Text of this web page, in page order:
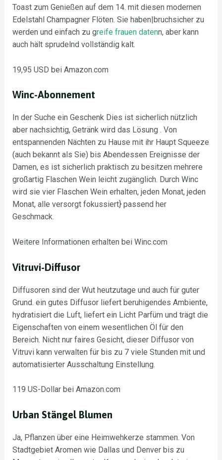
Toast zum Genießen auf dem 14. mit diesen modernen
Edelstahl Champagner Flöten. Sie haben|bruchsicher zu
werden und einfach zu greife frauen datenn, aber kann
auch hält sprudelnd vollständig kalt.
19,95 USD bei Amazon.com
Winc-Abonnement
In der Suche ein Geschenk Dies ist sicherlich nützlich
aber nachsichtig, Getränk wird das Lösung . Von
entspannenden Nächten zu Hause mit ihr Haupt Squeeze
(auch bekannt als Sie) bis Abendessen Ereignisse der
Damen, es ist sicherlich praktisch zu besitzen mehrere
großartig Flaschen Wein leicht zugänglich. Durch Winc
wird sie vier Flaschen Wein erhalten, jeden Monat, jeden
Monat, alle versorgt fokussiert} passend her
Geschmack.
Weitere Informationen erhalten bei Winc.com
Vitruvi-Diffusor
Diffusoren sind der Wut heutzutage und auch für guter
Grund. ein gutes Diffusor liefert beruhigendes Ambiente,
hydratisiert die Luft, liefert ein Licht Parfüm und trägt die
Eigenschaften von einem wesentlichen Öl für den
Bereich. Nicht nur faires Gesicht, dieser Diffusor von
Vitruvi kann verwalten für bis zu 7 viele Stunden mit und
automatisierter Ausschaltung Einstellung.
119 US-Dollar bei Amazon.com
Urban Stängel Blumen
Ja, Pflanzen über eine Heimwehkerze stammen. Von
Stadtgebiet Aromen wie Dallas und Denver bis zu